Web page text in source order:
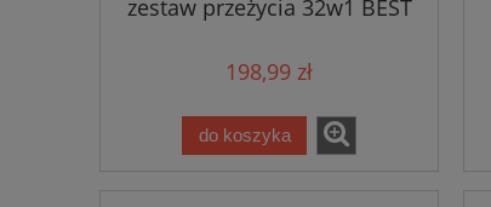
zestaw przeżycia 32w1 BEST
198,99 zł
do koszyka